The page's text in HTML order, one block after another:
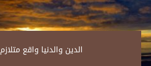
الدين والدنيا واقع متلازم‎